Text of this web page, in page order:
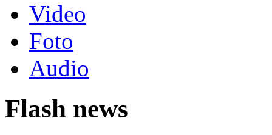
Video
Foto
Audio
Flash news